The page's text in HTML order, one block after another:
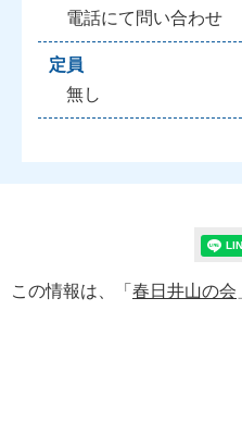
電話にて問い合わせ
定員
無し
この情報は、「 春日井山の会